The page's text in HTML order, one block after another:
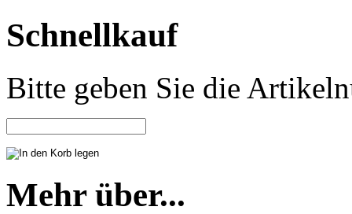
Schnellkauf
Bitte geben Sie die
Mehr über...